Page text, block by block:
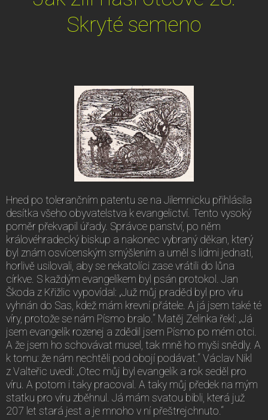
Skryté semeno
Hned po tolerančním patentu se na Jilemnicku přihlásila
desítka všeho obyvatelstva k evangelictví. Tento vysoký
poměr překvapil úřady. Správce panství, po něm
královéhradecký biskup a nakonec vybraný děkan, který
byl znám osvícenským smýšlením a uměl s lidmi jednati,
horlivě usilovali, aby se nekatolíci zase vrátili do lůna
církve. S každým evangelíkem byl psán protokol. Jan
Škoda z Křižlic vypovídal: „Juž můj praděd byl pro víru
vyhnán do Sas, kdež mám krevní přátele. A já jsem také té
víry, protože se nám Písmo bralo.“ Matěj Zelinka řekl: „Já
jsem evangelík rozenej a zdědil jsem Písmo po mém otci.
A že jsem ho schovávat musel, tak mně ho myši snědly. A
k tomu: že nám nechtěli pod obojí podávat.“ Václav Nikl
z Valteřic uvedl: „Otec můj byl evangelík a rok seděl pro
víru. A potom i taky pracoval. A taky můj předek na mým
statku pro víru zběhnul. Já mám svatou bibli, která juž
207 let stará jest a je mnoho v ní přeštrejchnuto.“